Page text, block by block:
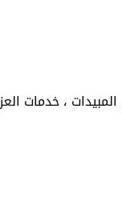
، خدمات